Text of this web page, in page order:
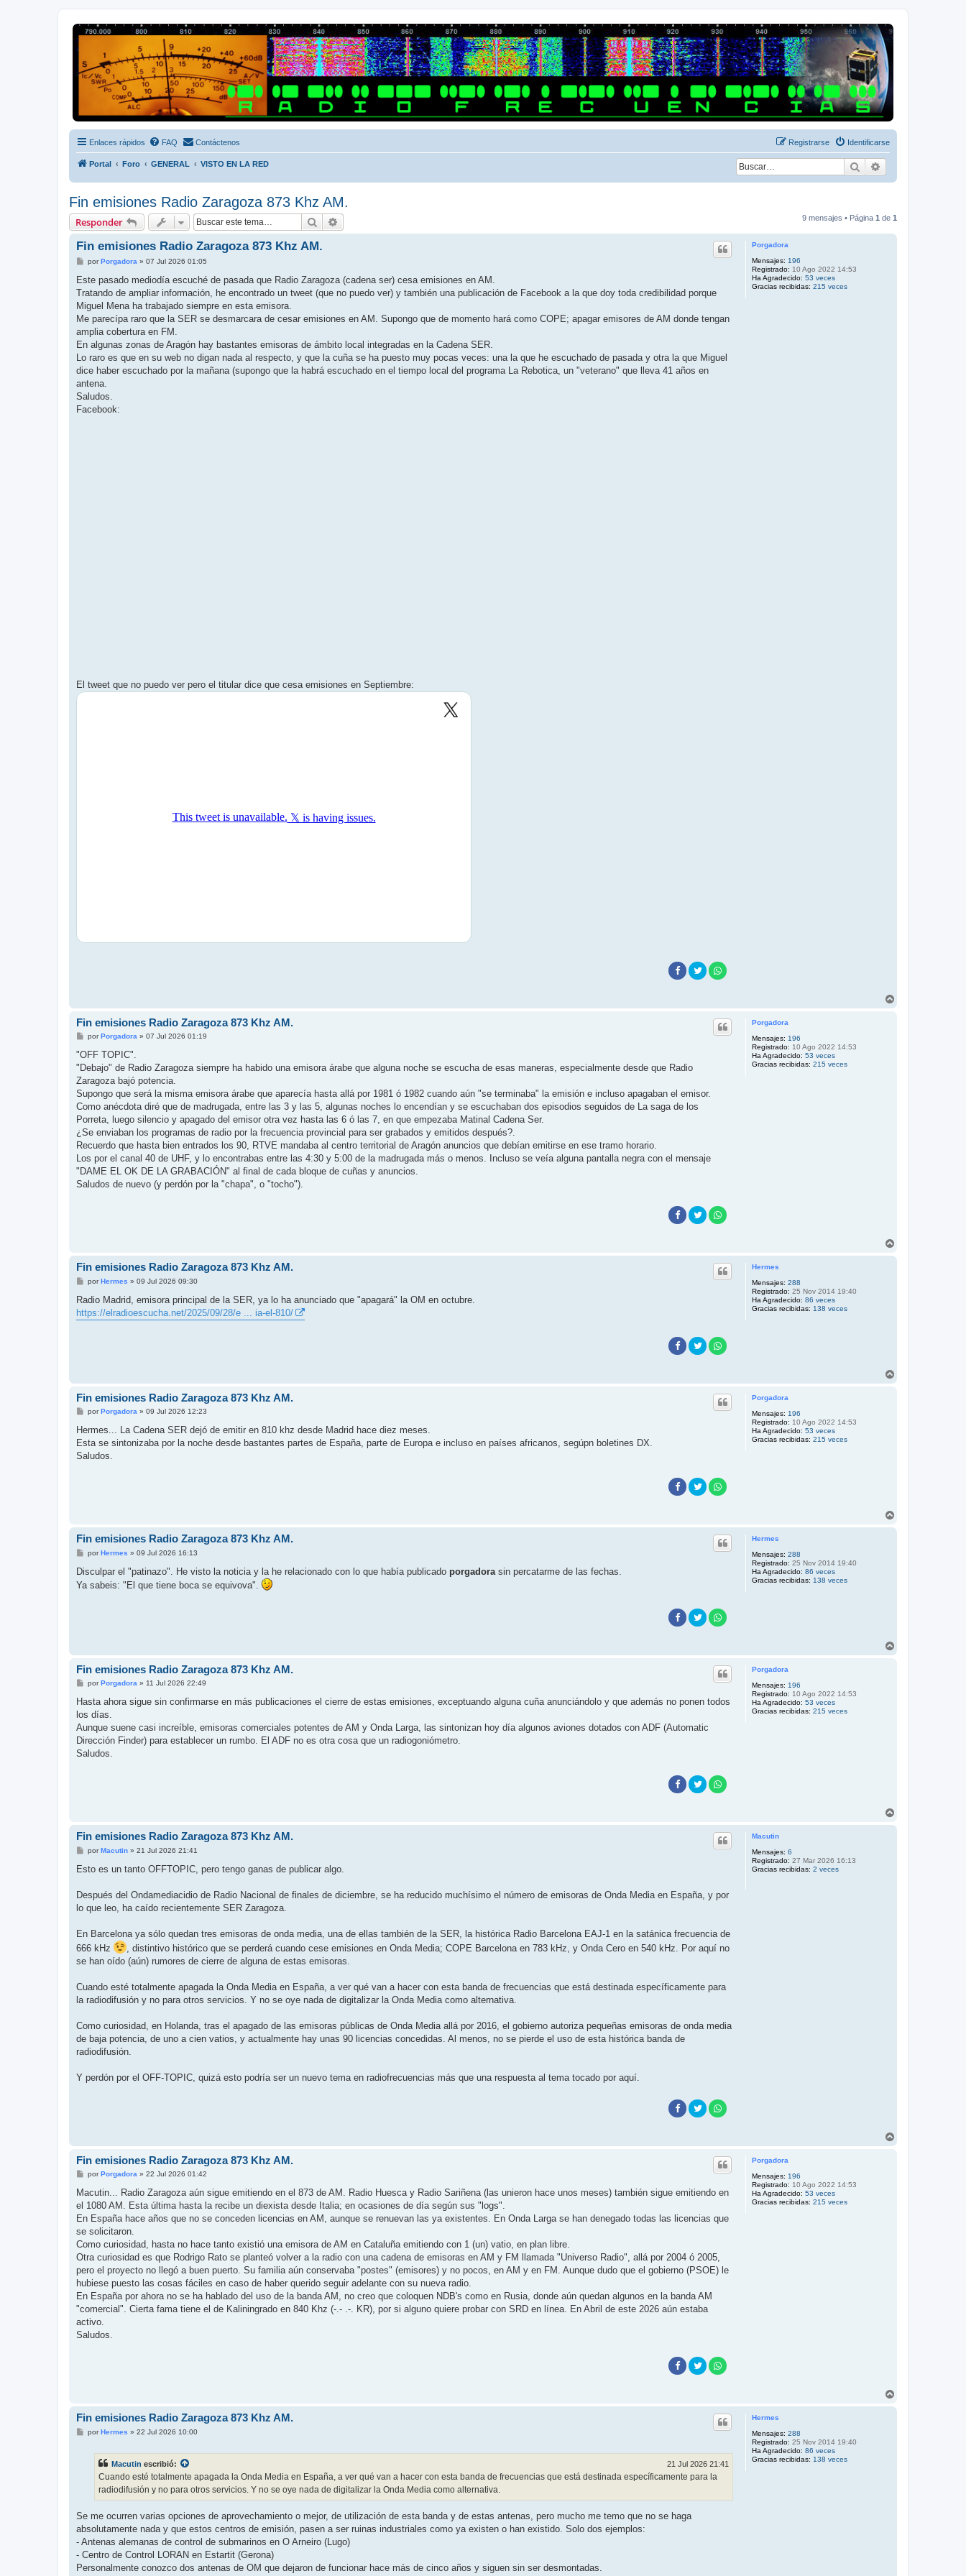
Radio Frecuencias
Foro de Radio Frecuencias
Enlaces rápidos FAQ Contáctenos Identificarse
Registrarse
Portal Foro GENERAL VISTO EN LA RED Buscar
Fin emisiones Radio Zaragoza 873 Khz AM.
Responder Buscar 9 mensajes • Página 1 de 1
Porgadora
Mensajes: 196
Registrado: 10 Ago 2022 14:53
Ha Agradecido: 53 veces
Gracias recibidas: 215 veces
Fin emisiones Radio Zaragoza 873 Khz AM.
M
n
a
j
e
porPorgadora » 07 Jul 2026 01:05
Este pasado mediodía escuché de pasada que Radio Zaragoza (cadena ser) cesa emisiones en AM.
Tratando de ampliar información, he encontrado un tweet (que no puedo ver) y también una publicación de Facebook a la que doy toda credibilidad porque
Miguel Mena ha trabajado siempre en esta emisora.
Me parecípa raro que la SER se desmarcara de cesar emisiones en AM. Supongo que de momento hará como COPE; apagar emisores de AM donde tengan
amplia cobertura en FM.
En algunas zonas de Aragón hay bastantes emisoras de ámbito local integradas en la Cadena SER.
Lo raro es que en su web no digan nada al respecto, y que la cuña se ha puesto muy pocas veces: una la que he escuchado de pasada y otra la que Miguel
dice haber escuchado por la mañana (supongo que la habrá escuchado en el tiempo local del programa La Rebotica, un "veterano" que lleva 41 años en
antena.
Saludos.
Facebook:
El tweet que no puedo ver pero el titular dice que cesa emisiones en Septiembre:
Porgadora
Mensajes: 196
Registrado: 10 Ago 2022 14:53
Ha Agradecido: 53 veces
Gracias recibidas: 215 veces
Fin emisiones Radio Zaragoza 873 Khz AM.
M
n
a
j
porPorgadora» 07 Jul 2026 01:19
"OFF TOPIC".
"Debajo" de Radio Zaragoza siempre ha habido una emisora árabe que alguna noche se escucha de esas maneras, especialmente desde que Radio
Zaragoza bajó potencia.
Supongo que será la misma emisora árabe que aparecía hasta allá por 1981 ó 1982 cuando aún "se terminaba" la emisión e incluso apagaban el emisor.
Como anécdota diré que de madrugada, entre las 3 y las 5, algunas noches lo encendían y se escuchaban dos episodios seguidos de La saga de los
Porreta, luego silencio y apagado del emisor otra vez hasta las 6 ó las 7, en que empezaba Matinal Cadena Ser.
¿Se enviaban los programas de radio por la frecuencia provincial para ser grabados y emitidos después?.
Recuerdo que hasta bien entrados los 90, RTVE mandaba al centro territorial de Aragón anuncios que debían emitirse en ese tramo horario.
Los por el canal 40 de UHF, y lo encontrabas entre las 4:30 y 5:00 de la madrugada más o menos. Incluso se veía alguna pantalla negra con el mensaje
"DAME EL OK DE LA GRABACIÓN" al final de cada bloque de cuñas y anuncios.
Saludos de nuevo (y perdón por la "chapa", o "tocho").
Hermes
Mensajes: 288
Registrado: 25 Nov 2014 19:40
Ha Agradecido: 86 veces
Gracias recibidas: 138 veces
Fin emisiones Radio Zaragoza 873 Khz AM.
M
n
a
porHermes » 09 Jul 2026 09:30
Radio Madrid, emisora principal de la SER, ya lo ha anunciado que "apagará" la OM en octubre.
https://elradioescucha.net/2025/09/28/e ... ia-el-810/
Porgadora
Mensajes: 196
Registrado: 10 Ago 2022 14:53
Ha Agradecido: 53 veces
Gracias recibidas: 215 veces
Fin emisiones Radio Zaragoza 873 Khz AM.
M
n
a
j
porPorgadora» 09 Jul 2026 12:23
Hermes... La Cadena SER dejó de emitir en 810 khz desde Madrid hace diez meses.
Esta se sintonizaba por la noche desde bastantes partes de España, parte de Europa e incluso en países africanos, segúpn boletines DX.
Saludos.
Hermes
Mensajes: 288
Registrado: 25 Nov 2014 19:40
Ha Agradecido: 86 veces
Gracias recibidas: 138 veces
Fin emisiones Radio Zaragoza 873 Khz AM.
M
n
a
porHermes » 09 Jul 2026 16:13
Disculpar el "patinazo". He visto la noticia y la he relacionado con lo que había publicado porgadora sin percatarme de las fechas.
Ya sabeis: "El que tiene boca se equivova".
Porgadora
Mensajes: 196
Registrado: 10 Ago 2022 14:53
Ha Agradecido: 53 veces
Gracias recibidas: 215 veces
Fin emisiones Radio Zaragoza 873 Khz AM.
M
n
a
porPorgadora» 11 Jul 2026 22:49
Hasta ahora sigue sin confirmarse en más publicaciones el cierre de estas emisiones, exceptuando alguna cuña anunciándolo y que además no ponen todos
los días.
Aunque suene casi increíble, emisoras comerciales potentes de AM y Onda Larga, las sintonizan hoy día algunos aviones dotados con ADF (Automatic
Dirección Finder) para establecer un rumbo. El ADF no es otra cosa que un radiogoniómetro.
Saludos.
Macutin
Mensajes: 6
Registrado: 27 Mar 2026 16:13
Gracias recibidas: 2 veces
Fin emisiones Radio Zaragoza 873 Khz AM.
M
n
j
porMacutin» 21 Jul 2026 21:41
Esto es un tanto OFFTOPIC, pero tengo ganas de publicar algo.
Después del Ondamediacidio de Radio Nacional de finales de diciembre, se ha reducido muchísimo el número de emisoras de Onda Media en España, y por
lo que leo, ha caído recientemente SER Zaragoza.
En Barcelona ya sólo quedan tres emisoras de onda media, una de ellas también de la SER, la histórica Radio Barcelona EAJ-1 en la satánica frecuencia de
666 kHz
, distintivo histórico que se perderá cuando cese emisiones en Onda Media; COPE Barcelona en 783 kHz, y Onda Cero en 540 kHz. Por aquí no
se han oído (aún) rumores de cierre de alguna de estas emisoras.
Cuando esté totalmente apagada la Onda Media en España, a ver qué van a hacer con esta banda de frecuencias que está destinada específicamente para
la radiodifusión y no para otros servicios. Y no se oye nada de digitalizar la Onda Media como alternativa.
Como curiosidad, en Holanda, tras el apagado de las emisoras públicas de Onda Media allá por 2016, el gobierno autoriza pequeñas emisoras de onda media
de baja potencia, de uno a cien vatios, y actualmente hay unas 90 licencias concedidas. Al menos, no se pierde el uso de esta histórica banda de
radiodifusión.
Y perdón por el OFF-TOPIC, quizá esto podría ser un nuevo tema en radiofrecuencias más que una respuesta al tema tocado por aquí.
Porgadora
Mensajes: 196
Registrado: 10 Ago 2022 14:53
Ha Agradecido: 53 veces
Gracias recibidas: 215 veces
Fin emisiones Radio Zaragoza 873 Khz AM.
M
n
a
j
porPorgadora» 22 Jul 2026 01:42
Macutin... Radio Zaragoza aún sigue emitiendo en el 873 de AM. Radio Huesca y Radio Sariñena (las unieron hace unos meses) también sigue emitiendo en
el 1080 AM. Esta última hasta la recibe un diexista desde Italia; en ocasiones de día según sus "logs".
En España hace años que no se conceden licencias en AM, aunque se renuevan las ya existentes. En Onda Larga se han denegado todas las licencias que
se solicitaron.
Como curiosidad, hasta no hace tanto existió una emisora de AM en Cataluña emitiendo con 1 (un) vatio, en plan libre.
Otra curiosidad es que Rodrigo Rato se planteó volver a la radio con una cadena de emisoras en AM y FM llamada "Universo Radio", allá por 2004 ó 2005,
pero el proyecto no llegó a buen puerto. Su familia aún conservaba "postes" (emisores) y no pocos, en AM y en FM. Aunque dudo que el gobierno (PSOE) le
hubiese puesto las cosas fáciles en caso de haber querido seguir adelante con su nueva radio.
En España por ahora no se ha hablado del uso de la banda AM, no creo que coloquen NDB's como en Rusia, donde aún quedan algunos en la banda AM
"comercial". Cierta fama tiene el de Kaliningrado en 840 Khz (-.- .-. KR), por si alguno quiere probar con SRD en línea. En Abril de este 2026 aún estaba
activo.
Saludos.
Hermes
Mensajes: 288
Registrado: 25 Nov 2014 19:40
Ha Agradecido: 86 veces
Gracias recibidas: 138 veces
Fin emisiones Radio Zaragoza 873 Khz AM.
MporHermes » 22 Jul 2026 10:00
Macutin escribió: 21 Jul 2026 21:41
Cuando esté totalmente apagada la Onda Media en España, a ver qué van a hacer con esta banda de frecuencias que está destinada específicamente para la
radiodifusión y no para otros servicios. Y no se oye nada de digitalizar la Onda Media como alternativa.
Se me ocurren varias opciones de aprovechamiento o mejor, de utilización de esta banda y de estas antenas, pero mucho me temo que no se haga
absolutamente nada y que estos centros de emisión, pasen a ser ruinas industriales como ya existen o han existido. Solo dos ejemplos:
- Antenas alemanas de control de submarinos en O Arneiro (Lugo)
- Centro de Control LORAN en Estartit (Gerona)
Personalmente conozco dos antenas de OM que dejaron de funcionar hace más de cinco años y siguen sin ser desmontadas.